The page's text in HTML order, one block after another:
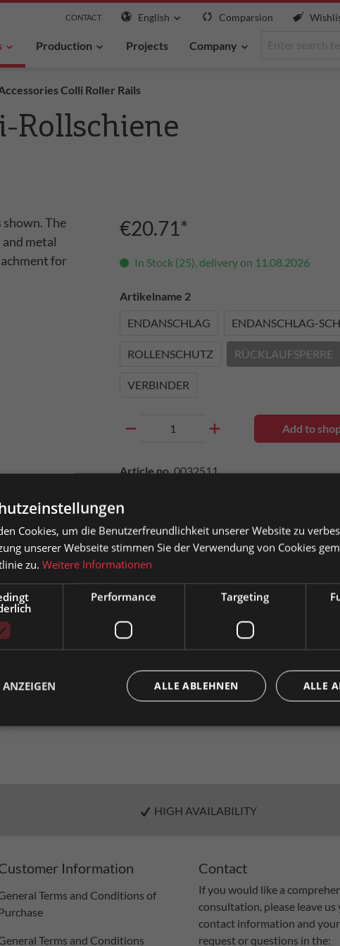
CONTACT English Comparsion
Production Projects Company
Colli Roller Rails
Rollschiene
€20.71*
In Stock (25), delivery on 11.08.2026
Artikelname 2
ENDANSCHLAG
ENDANSCHLAG-
ROLLENSCHUTZ RÜCKLAUFSPERRE
VERBINDER
Add to
Article no.0032511
Add to wishlist
Compare product
Questions about the product
HIGH AVAILABILITY
Information
Terms and Conditions of
Terms and Conditions
Contact
If you would like a
consultation, please leave us
contact information and your
request or questions in the:
labeling
Private customers are shown prices with VAT (gross) and business
customers prices without VAT (net).
Please choose your preferred setting:
Private customer Business customer
Cookies, um die Benutzerfreundlichkeit unserer Website zu
unserer Webseite stimmen Sie der Verwendung von Cookies
zu. Weitere Informationen
Performance Targeting
ALLE
ALLE ABLEHNEN
ANZEIGEN